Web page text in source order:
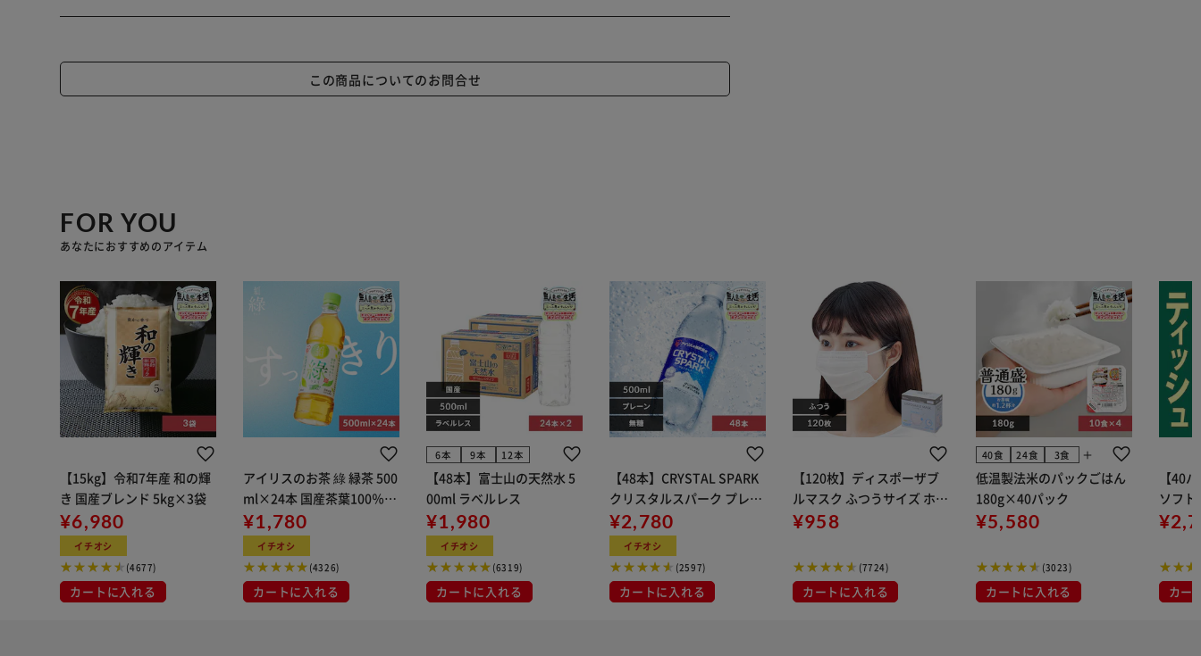
この商品についてのお問合せ
FOR YOU
あなたにおすすめのアイテム
【15kg】令和7年産 和の輝
き 国産ブレンド 5kg×3袋
¥6,980
イチオシ
(4677)
カートに入れる
アイリスのお茶 綠 緑茶 500
ml×24本 国産茶葉100％使
用
¥1,780
イチオシ
(4326)
カートに入れる
6本 9本 12本
【48本】富士山の天然水 5
00ml ラベルレス
¥1,980
イチオシ
(6319)
カートに入れる
【48本】CRYSTAL SPARK
クリスタルスパーク プレー
ン 500ml
¥2,780
イチオシ
(2597)
カートに入れる
【120枚】ディスポーザブ
ルマスク ふつうサイズ ホワ
イト 大容量 DISPOSABLE
布
¥958
(7724)
カートに入れる
40食 24食 3食 add
低温製法米のパックごはん
180g×40パック
¥5,580
(3023)
カートに入れる
【40
ソフ
組) 5
カー